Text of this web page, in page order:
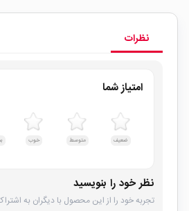
نظرات
امتیاز شما
ضعیف متوسط خوب
نظر خود را بنویسید
تجربه خود را از این محصول با دیگران به